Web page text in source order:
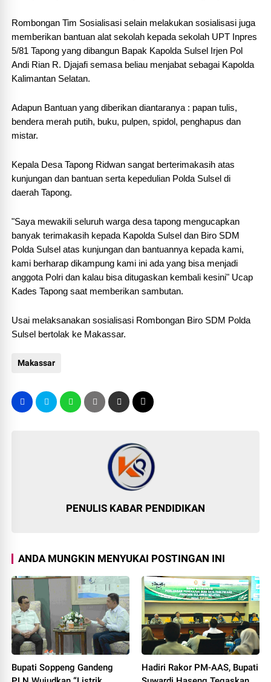
Rombongan Tim Sosialisasi selain melakukan sosialisasi juga
memberikan bantuan alat sekolah kepada sekolah UPT Inpres
5/81 Tapong yang dibangun Bapak Kapolda Sulsel Irjen Pol
Andi Rian R. Djajafi semasa beliau menjabat sebagai Kapolda
Kalimantan Selatan.
Adapun Bantuan yang diberikan diantaranya : papan tulis,
bendera merah putih, buku, pulpen, spidol, penghapus dan
mistar.
Kepala Desa Tapong Ridwan sangat berterimakasih atas
kunjungan dan bantuan serta kepedulian Polda Sulsel di
daerah Tapong.
"Saya mewakili seluruh warga desa tapong mengucapkan
banyak terimakasih kepada Kapolda Sulsel dan Biro SDM
Polda Sulsel atas kunjungan dan bantuannya kepada kami,
kami berharap dikampung kami ini ada yang bisa menjadi
anggota Polri dan kalau bisa ditugaskan kembali kesini" Ucap
Kades Tapong saat memberikan sambutan.
Usai melaksanakan sosialisasi Rombongan Biro SDM Polda
Sulsel bertolak ke Makassar.
Makassar
PENULIS KABAR PENDIDIKAN
ANDA MUNGKIN MENYUKAI POSTINGAN INI
Bupati Soppeng Gandeng
Hadiri Rakor PM-AAS, Bupati